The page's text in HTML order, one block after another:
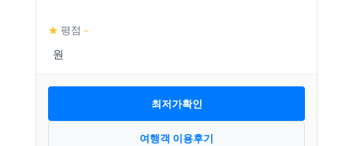
★ 평점 –
최저가확인
여행객 이용후기